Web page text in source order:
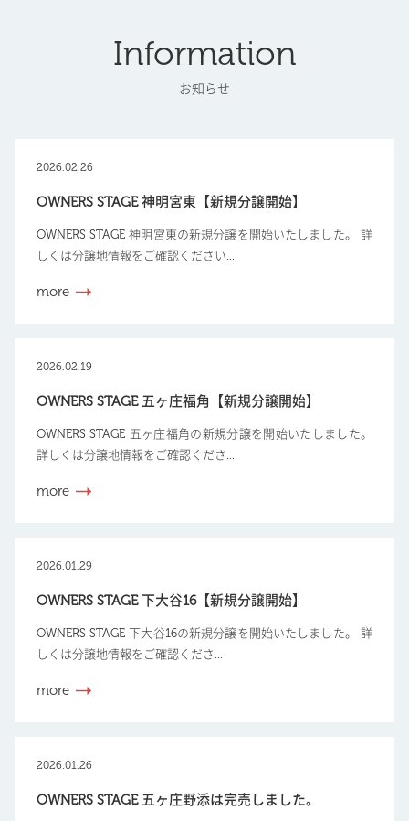
Information
お知らせ
2026.02.26
OWNERS STAGE 神明宮東【新規分譲開始】
OWNERS STAGE 神明宮東の新規分譲を開始いたしました。 詳
しくは分譲地情報をご確認ください...
more
2026.02.19
OWNERS STAGE 五ヶ庄福角【新規分譲開始】
OWNERS STAGE 五ヶ庄福角の新規分譲を開始いたしました。
詳しくは分譲地情報をご確認くださ...
more
2026.01.29
OWNERS STAGE 下大谷16【新規分譲開始】
OWNERS STAGE 下大谷16の新規分譲を開始いたしました。 詳
しくは分譲地情報をご確認くださ...
more
2026.01.26
OWNERS STAGE 五ヶ庄野添は完売しました。